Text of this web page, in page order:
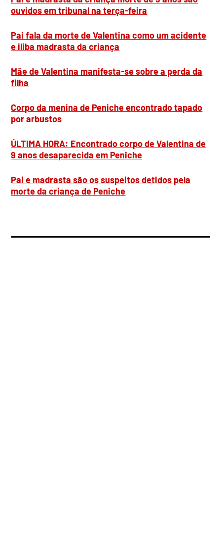
ouvidos em tribunal na terça-feira
Pai fala da morte de Valentina como um acidente
e iliba madrasta da criança
Mãe de Valentina manifesta-se sobre a perda da
filha
Corpo da menina de Peniche encontrado tapado
por arbustos
ÚLTIMA HORA: Encontrado corpo de Valentina de
9 anos desaparecida em Peniche
Pai e madrasta são os suspeitos detidos pela
morte da criança de Peniche